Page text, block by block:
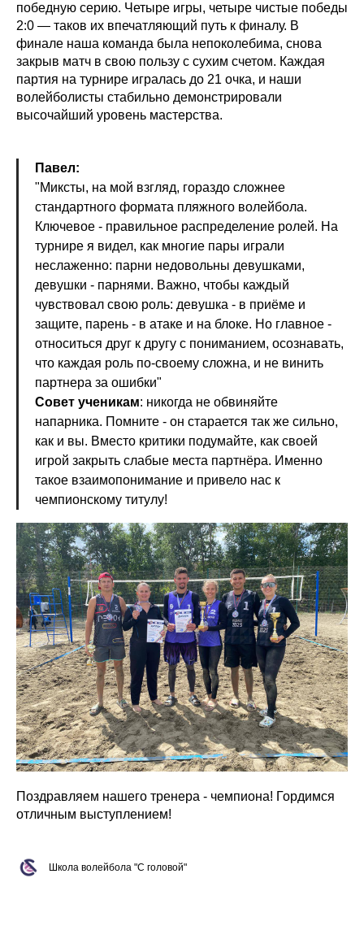
победную серию. Четыре игры, четыре чистые победы
2:0 — таков их впечатляющий путь к финалу. В
финале наша команда была непоколебима, снова
закрыв матч в свою пользу с сухим счетом. Каждая
партия на турнире игралась до 21 очка, и наши
волейболисты стабильно демонстрировали
высочайший уровень мастерства.
Павел:
"Миксты, на мой взгляд, гораздо сложнее
стандартного формата пляжного волейбола.
Ключевое - правильное распределение ролей. На
турнире я видел, как многие пары играли
неслаженно: парни недовольны девушками,
девушки - парнями. Важно, чтобы каждый
чувствовал свою роль: девушка - в приёме и
защите, парень - в атаке и на блоке. Но главное -
относиться друг к другу с пониманием, осознавать,
что каждая роль по-своему сложна, и не винить
партнера за ошибки"
Совет ученикам: никогда не обвиняйте
напарника. Помните - он старается так же сильно,
как и вы. Вместо критики подумайте, как своей
игрой закрыть слабые места партнёра. Именно
такое взаимопонимание и привело нас к
чемпионскому титулу!
Поздравляем нашего тренера - чемпиона! Гордимся
отличным выступлением!
Школа волейбола "С головой"